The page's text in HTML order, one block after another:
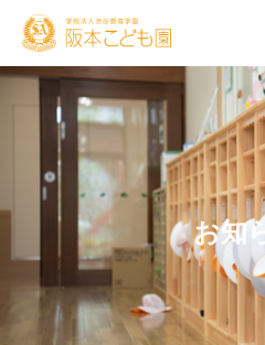
お知